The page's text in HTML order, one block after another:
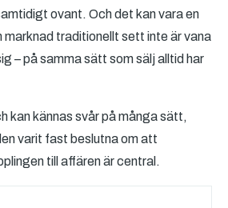
ovant. Och det kan vara en
traditionellt sett inte är vana
– på samma sätt som sälj alltid har
kan kännas svår på många sätt,
varit fast beslutna om att
till affären är central.